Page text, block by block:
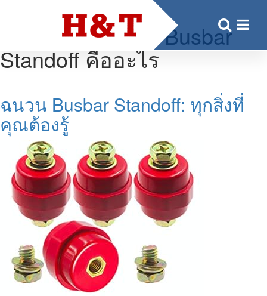
ป้ายกำกับ:ฉนวน Busbar
Standoff คืออะไร
ฉนวน Busbar Standoff: ทุกสิ่งที่
คุณต้องรู้